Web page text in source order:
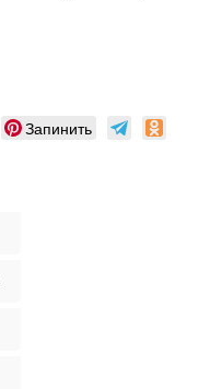
Запинить